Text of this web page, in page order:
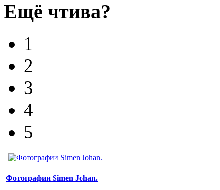
Ещё чтива?
1
2
3
4
5
Фотографии Simen Johan.